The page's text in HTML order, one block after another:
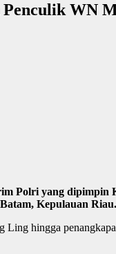
WN
Polri yang dipimpin
Kepulauan Riau.
hingga